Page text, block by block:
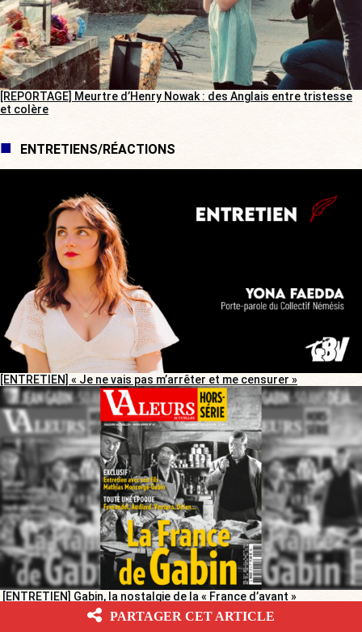
[REPORTAGE] Meurtre d’Henry Nowak : des Anglais entre tristesse
et colère
ENTRETIENS/RÉACTIONS
[ENTRETIEN] « Je ne vais pas m’arrêter et me censurer »
[ENTRETIEN] Gabin, la nostalgie de la « France d’avant »
PARTAGER CET ARTICLE